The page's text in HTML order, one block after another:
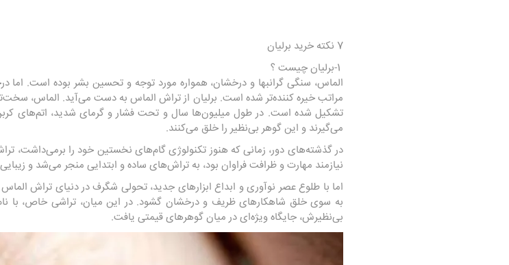
7 نکته
خرید برلیان
الماس، سنگی گرانبها و درخشان، همواره مورد توجه و تحسین بشر بوده است. اما
مراتب خیره کننده‌تر شده است. برلیان از تراش الماس به دست می‌آید. الماس،
تشکیل شده است. در طول میلیون‌ها سال و تحت فشار و گرمای شدید، اتم‌های
می‌گیرند و این گوهر بی‌نظیر را خلق می‌کنند.
در گذشته‌های دور، زمانی که هنوز تکنولوژی گام‌های نخستین خود را
نیازمند مهارت و ظرافت فراوان بود، به تراش‌های ساده و ابتدایی منجر می‌شد و
اما با طلوع عصر نوآوری و ابداع ابزارهای جدید، تحولی شگرف در دنیای تراش
به سوی خلق شاهکارهای ظریف و درخشان گشود. در این میان، تراشی خاص، با
بی‌نظیرش، جایگاه ویژه‌ای در میان گوهرهای قیمتی یافت.